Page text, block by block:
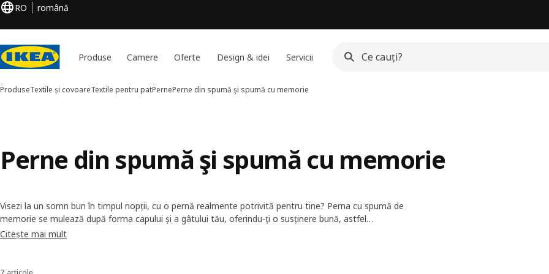
RO română
Produse Camere Oferte Design & idei Servicii
ProduseTextile și covoareTextile pentru patPernePerne din spumă şi spumă cu memorie
Perne din spumă şi spumă cu memorie
Visezi la un somn bun în timpul nopții, cu o pernă realmente potrivită pentru tine? Perna cu spumă de
memorie se mulează după forma capului și a gâtului tău, oferindu-ți o susținere bună, astfel
ajutându-te să te relaxezi. Acestea au fețe care pot fi spălate la mașină, astfel că este ușor să le
Citește mai mult